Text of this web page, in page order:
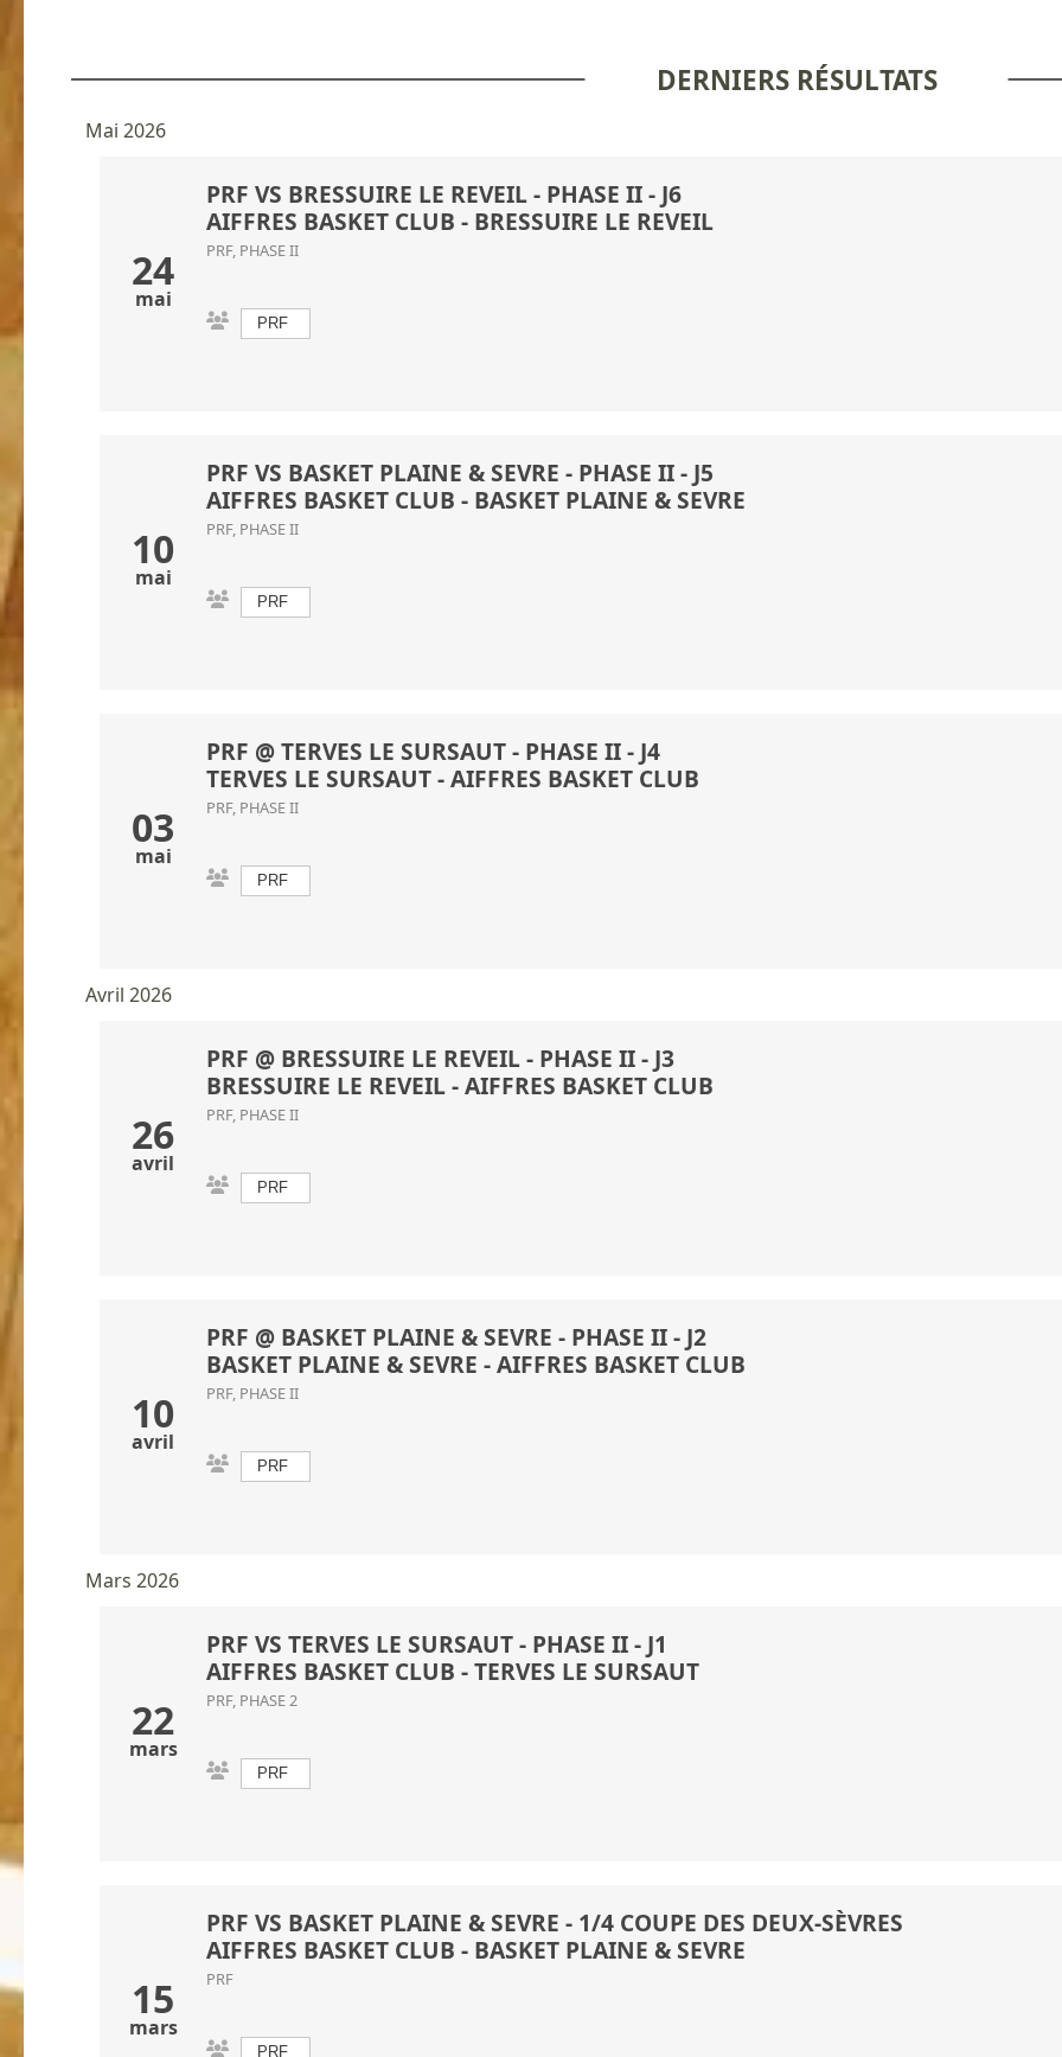
DERNIERS RÉSULTATS
Mai 2026
24
mai
PRF VS BRESSUIRE LE REVEIL - PHASE II - J6
AIFFRES BASKET CLUB - BRESSUIRE LE REVEIL
PRF, PHASE II
PRF
10
mai
PRF VS BASKET PLAINE & SEVRE - PHASE II - J5
AIFFRES BASKET CLUB - BASKET PLAINE & SEVRE
PRF, PHASE II
PRF
03
mai
PRF @ TERVES LE SURSAUT - PHASE II - J4
TERVES LE SURSAUT- AIFFRES BASKET CLUB
PRF, PHASE II
PRF
Avril 2026
26
avril
PRF @ BRESSUIRE LE REVEIL - PHASE II - J3
BRESSUIRE LE REVEIL- AIFFRES BASKET CLUB
PRF, PHASE II
PRF
10
avril
PRF @ BASKET PLAINE & SEVRE - PHASE II - J2
BASKET PLAINE & SEVRE - AIFFRES BASKET CLUB
PRF, PHASE II
PRF
Mars 2026
22
mars
PRF VS TERVES LE SURSAUT - PHASE II - J1
AIFFRES BASKET CLUB -TERVES LE SURSAUT
PRF, PHASE 2
PRF
15
mars
PRF VS BASKET PLAINE & SEVRE - 1/4 COUPE DES DEUX-SÈVRES
AIFFRES BASKET CLUB - BASKET PLAINE & SEVRE
PRF
PRF